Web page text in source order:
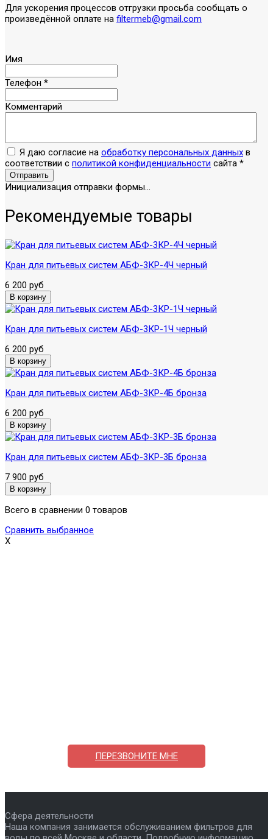
Для ускорения процессов отгрузки просьба сообщать о
произведённой оплате на filtermeb@gmail.com
Имя
Телефон *
Комментарий
Я даю согласие на обработку персональных данных в
соответствии с политикой конфиденциальности сайта *
Отправить
Инициализация отправки формы...
Рекомендуемые товары
Кран для питьевых систем АБФ-3КР-4Ч черный
6 200 руб
Кран для питьевых систем АБФ-3КР-1Ч черный
6 200 руб
Кран для питьевых систем АБФ-3КР-4Б бронза
6 200 руб
Кран для питьевых систем АБФ-3КР-3Б бронза
7 900 руб
Всего в сравнении 0 товаров
Сравнить выбранное
X
ПЕРЕЗВОНИТЕ МНЕ
Сфера деятельности
Наша компания занимается обслуживанием фильтров для